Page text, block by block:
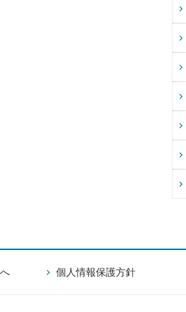
個人情報保護方針